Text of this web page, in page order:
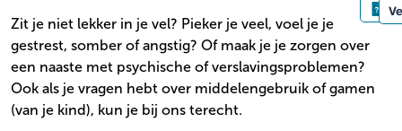
ADHD
Alcohol gerelateerde cognitieve problemen
Angst
Autisme
Bemoeizorg
Wegwijzer
Voor wie
Kind & gezin | Jongeren
Volwassenen
Contact
Zit je niet lekker in je vel? Pieker je veel, voel je je
gestrest, somber of angstig? Of maak je je zorgen over
een naaste met psychische of verslavingsproblemen?
Ook als je vragen hebt over middelengebruik of gamen
(van je kind), kun je bij ons terecht.